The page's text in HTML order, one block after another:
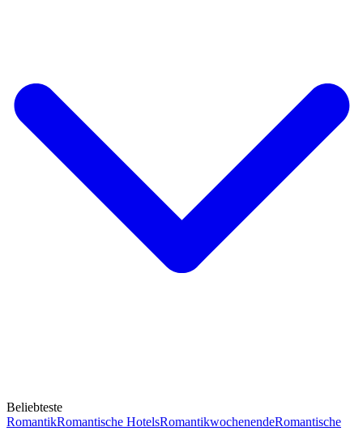
Beliebteste
RomantikRomantische HotelsRomantikwochenendeRomantische